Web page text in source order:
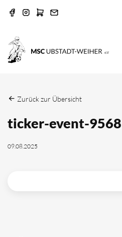
Zurück zur Übersicht
ticker-event-9568
09.08.2025